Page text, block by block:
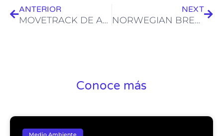
ANTERIOR
MOVETRACK DE ALCATEL
NEXT
NORWEGIAN BREAKAWAY, SUN Y STAR, COMPLETAMENTE RENOVADOS
Conoce más
Medio Ambiente